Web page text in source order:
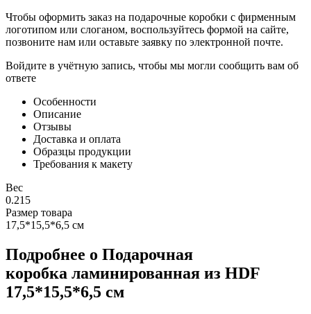
Чтобы оформить заказ на подарочные коробки с фирменным
логотипом или слоганом, воспользуйтесь формой на сайте,
позвоните нам или оставьте заявку по электронной почте.
Войдите в учётную запись, чтобы мы могли сообщить вам об
ответе
Особенности
Описание
Отзывы
Доставка и оплата
Образцы продукции
Требования к макету
Вес
0.215
Размер товара
17,5*15,5*6,5 см
Подробнее о Подарочная
коробка ламинированная из HDF
17,5*15,5*6,5 см